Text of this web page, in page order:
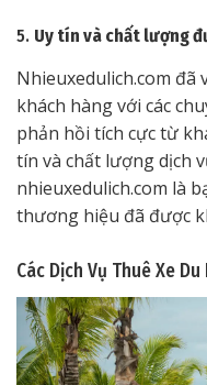
5. Uy tín và chất lượng
Nhieuxedulich.com đã
khách hàng với các
phản hồi tích cực từ
tín và chất lượng dịch
nhieuxedulich.com là
thương hiệu đã được
Các Dịch Vụ Thuê Xe